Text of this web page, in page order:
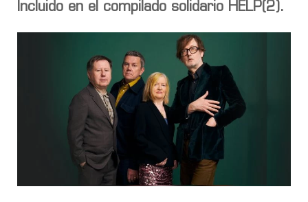
Incluido en el compilado solidario HELP(2).